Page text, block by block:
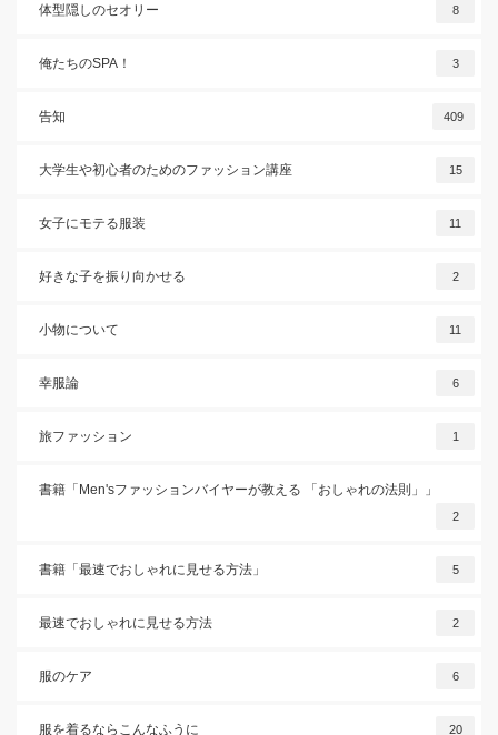
体型隠しのセオリー 8
俺たちのSPA！ 3
告知 409
大学生や初心者のためのファッション講座 15
女子にモテる服装 11
好きな子を振り向かせる 2
小物について 11
幸服論 6
旅ファッション 1
書籍「Men'sファッションバイヤーが教える 「おしゃれの法則」」
2
書籍「最速でおしゃれに見せる方法」 5
最速でおしゃれに見せる方法 2
服のケア 6
服を着るならこんなふうに 20